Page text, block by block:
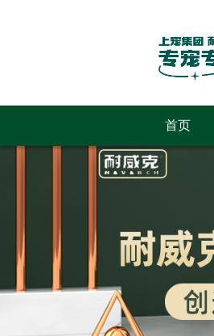
首页